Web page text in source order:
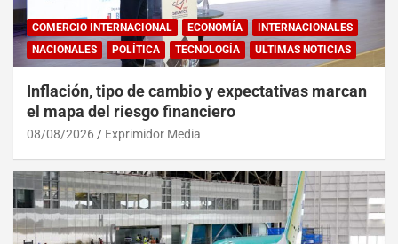
COMERCIO INTERNACIONAL ECONOMÍA
INTERNACIONALES
NACIONALES
POLÍTICA TECNOLOGÍA ULTIMAS NOTICIAS
Inflación, tipo de cambio y expectativas marcan
el mapa del riesgo financiero
08/08/2026 Exprimidor Media